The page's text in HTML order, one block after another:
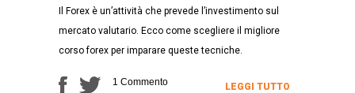
Il Forex è un’attività che prevede l’investimento sul
mercato valutario. Ecco come scegliere il migliore
corso forex per imparare queste tecniche.
1 Commento LEGGI TUTTO